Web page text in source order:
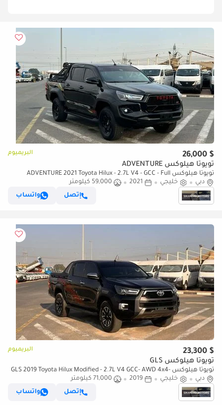
$ 26,000 البريميوم
تويوتا هيلوكس ADVENTURE
تويوتا هيلوكس ADVENTURE 2021 Toyota Hilux - 2.7L V4 - GCC - Full
Automatic Patrol - 4x4 AWD - Off Road Edition
دبي خليجي 2021
59,000 كيلومتر
إتصل
واتساب
$ 23,300 البريميوم
تويوتا هيلوكس GLS
تويوتا هيلوكس GLS 2019 Toyota Hilux Modified - 2.7L V4 GCC- AWD 4x4-
Rear Camera - Push start - Patrol -
دبي خليجي 2019
71,000 كيلومتر
إتصل
واتساب